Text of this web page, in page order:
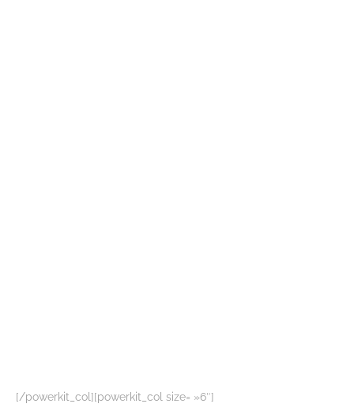
[/powerkit_col][powerkit_col size= »6″]